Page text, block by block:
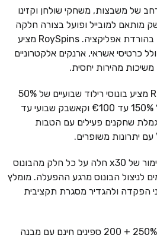
של משבצות, משחקי שולחן וקזינו
מותאם למובייל ופועל בצורה חלקה
בדפדפנים ניידים, ללא צורך בהורדת אפליקציה. RoySpins מציע
כרטיסי אשראי, ארנקים אלקטרוניים
מהירות יחסית.
לשחקנים קבועים, RoySpins מציע בונוסי רילוד שבועיים של 50%
עד €100, בונוס קריפטו של 150% עד €100 וקאשבק שבועי עד
שחקנים פעילים עם הטבות
חשוב לשים לב שדרישת ההימור של x30 חלה על כל חלק מהבונוס
ויש חלון זמן של 3 ימים לניצול הבונוס מרגע ההפעלה. מומלץ
הפקדה ולהגדיר מסגרת תקציבית
חבילת קבלת פנים עד 250% + 200 ספינים חינם עם מבנה